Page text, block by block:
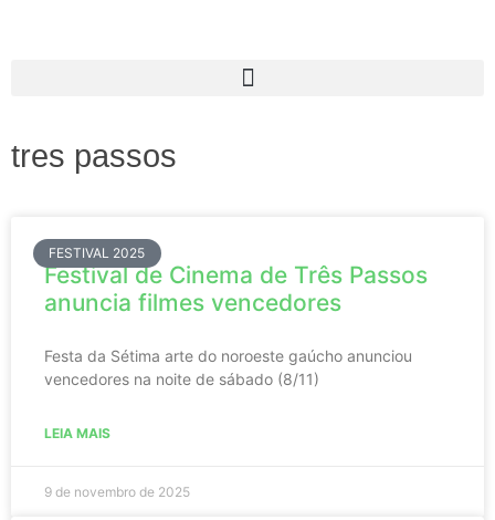
tres passos
FESTIVAL 2025
Festival de Cinema de Três Passos
anuncia filmes vencedores
Festa da Sétima arte do noroeste gaúcho anunciou
vencedores na noite de sábado (8/11)
LEIA MAIS
9 de novembro de 2025